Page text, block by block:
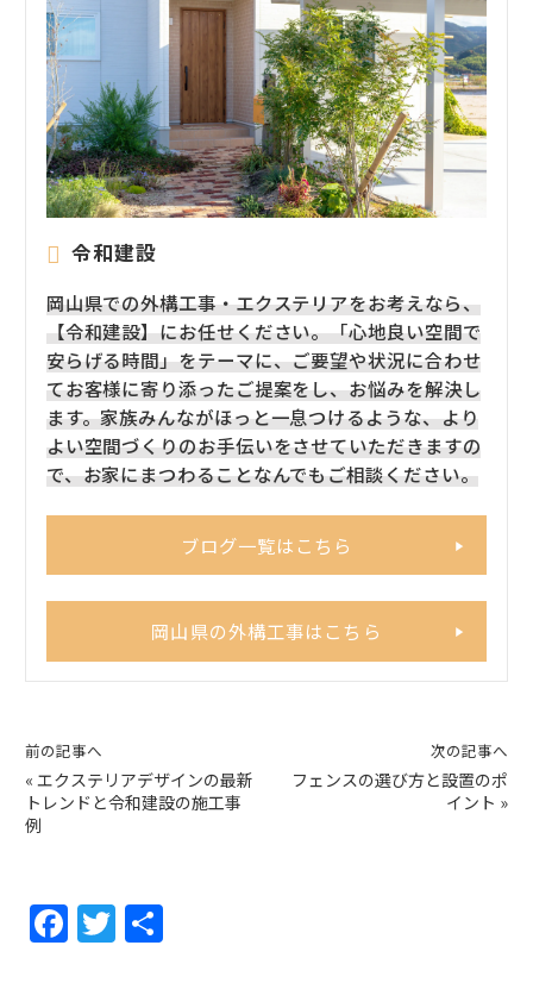
令和建設
岡山県での外構工事・エクステリアをお考えなら、
【令和建設】にお任せください。「心地良い空間で
安らげる時間」をテーマに、ご要望や状況に合わせ
てお客様に寄り添ったご提案をし、お悩みを解決し
ます。家族みんながほっと一息つけるような、より
よい空間づくりのお手伝いをさせていただきますの
で、お家にまつわることなんでもご相談ください。
ブログ一覧はこちら
岡山県の外構工事はこちら
前の記事へ
« エクステリアデザインの最新
トレンドと令和建設の施工事
例
次の記事へ
フェンスの選び方と設置のポ
イント »
F
a
T
w